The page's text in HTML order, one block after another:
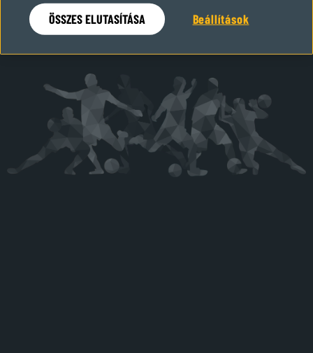
Hamarosan visszatérünk
ÖSSZES ELUTASÍTÁSA Beállítások